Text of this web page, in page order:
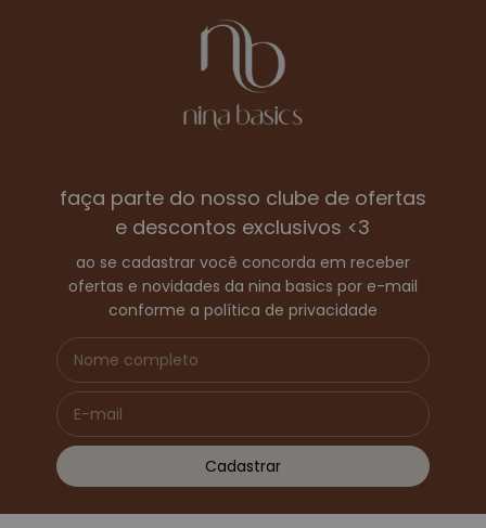
faça parte do nosso clube de ofertas
e descontos exclusivos <3
ao se cadastrar você concorda em receber
ofertas e novidades da nina basics por e-mail
conforme a política de privacidade